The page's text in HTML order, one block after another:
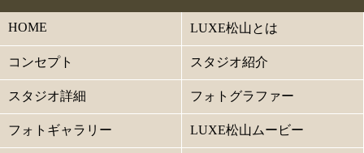
HOME LUXE松山とは
コンセプト スタジオ紹介
スタジオ詳細 フォトグラファー
フォトギャラリー LUXE松山ムービー